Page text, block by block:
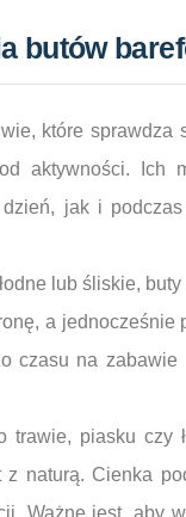
butów
które
aktywności. Ich
jak i
lub śliskie,
a
czasu na zabawie
trawie, piasku czy
naturą. Cienka
Ważne jest, aby